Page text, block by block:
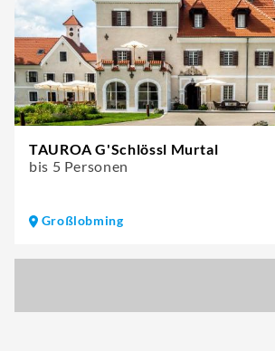
TAUROA G'Schlössl Murtal
bis 5 Personen
Großlobming